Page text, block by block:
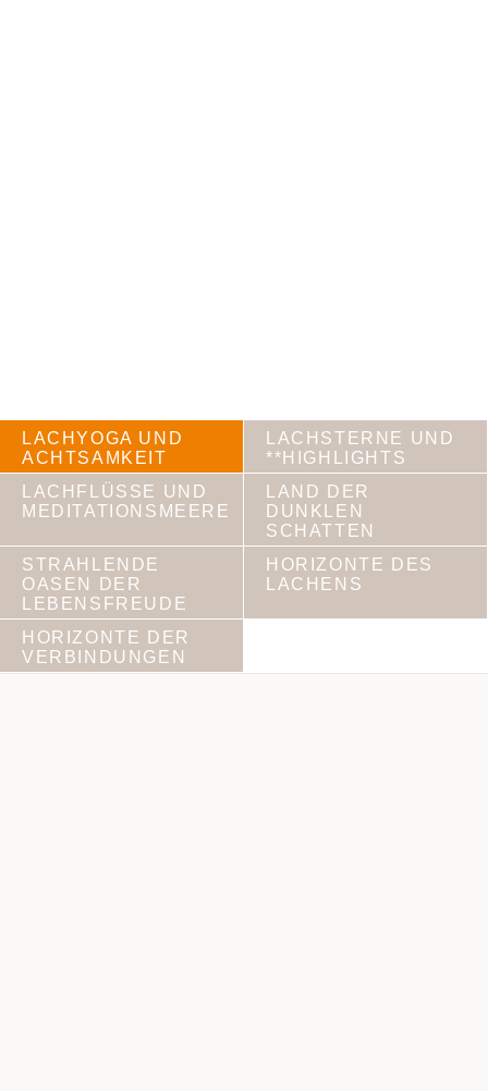
LACHYOGA UND
ACHTSAMKEIT
LACHSTERNE UND
**HIGHLIGHTS
LACHFLÜSSE UND
MEDITATIONSMEERE
LAND DER
DUNKLEN
SCHATTEN
STRAHLENDE
OASEN DER
LEBENSFREUDE
HORIZONTE DES
LACHENS
HORIZONTE DER
VERBINDUNGEN